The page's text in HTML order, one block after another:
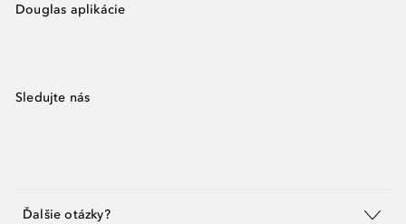
Douglas aplikácie
Sledujte nás
Ďalšie otázky?